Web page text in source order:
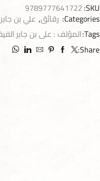
SKU:
9789777641722
Categories: رقائق, علي بن
Tags: المؤلف : على بن جابر
Share: